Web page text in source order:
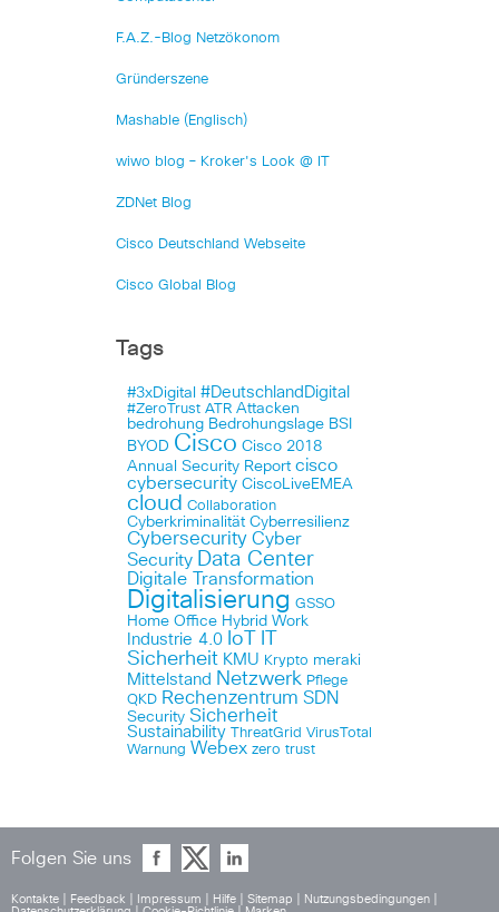
F.A.Z.-Blog Netzökonom
Gründerszene
Mashable (Englisch)
wiwo blog – Kroker's Look @ IT
ZDNet Blog
Cisco Deutschland Webseite
Cisco Global Blog
Tags
#3xDigital #DeutschlandDigital
#ZeroTrust ATR Attacken
bedrohung Bedrohungslage BSI
BYOD Cisco Cisco 2018
Annual Security Report cisco
cybersecurity CiscoLiveEMEA
cloud Collaboration
Cyberkriminalität Cyberresilienz
Cybersecurity Cyber
Security Data Center
Digitale Transformation
Digitalisierung GSSO
Home Office Hybrid Work
Industrie 4.0 IoT
Sicherheit KMU Krypto meraki
Mittelstand Netzwerk Pflege
QKD Rechenzentrum SDN
Security Sicherheit
Sustainability ThreatGrid VirusTotal
Warnung Webex zero trust
Folgen Sie uns
Kontakte Feedback Impressum Hilfe Sitemap Nutzungsbedingungen